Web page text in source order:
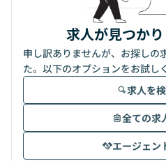
求人が見つか
申し訳ありませんが、お探しの
た。以下のオプションをお試し
求人を
全ての求
エージェン